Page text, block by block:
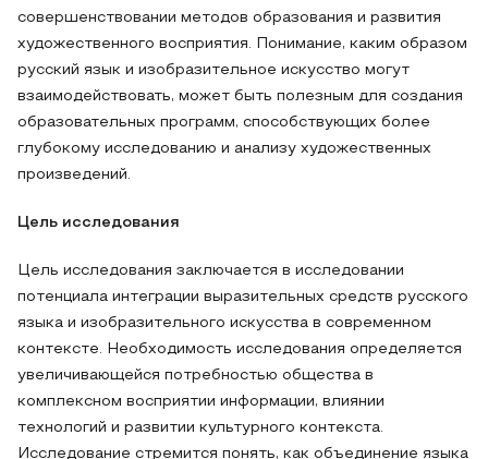
совершенствовании методов образования и развития
художественного восприятия. Понимание, каким образом
русский язык и изобразительное искусство могут
взаимодействовать, может быть полезным для создания
образовательных программ, способствующих более
глубокому исследованию и анализу художественных
произведений.
Цель исследования
Цель исследования заключается в исследовании
потенциала интеграции выразительных средств русского
языка и изобразительного искусства в современном
контексте. Необходимость исследования определяется
увеличивающейся потребностью общества в
комплексном восприятии информации, влиянии
технологий и развитии культурного контекста.
Исследование стремится понять, как объединение языка